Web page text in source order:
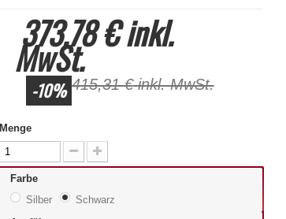
373,78 €inkl.
MwSt.
-10% 415,31 €inkl. MwSt.
Menge
Silber
Schwarz